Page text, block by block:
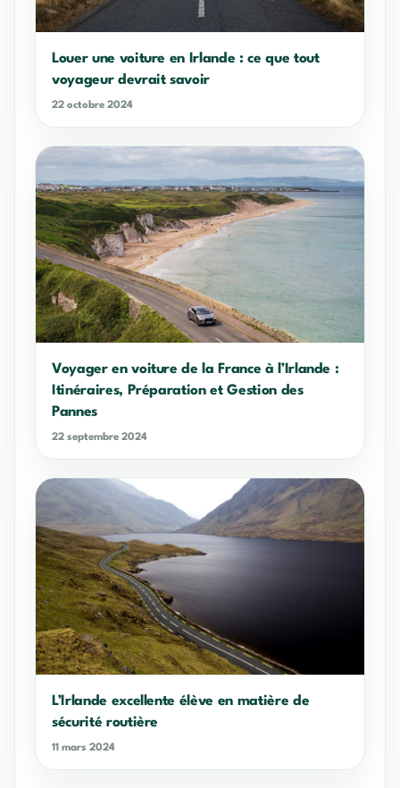
Louer une voiture en Irlande : ce que tout
voyageur devrait savoir
22 octobre 2024
Voyager en voiture de la France à l’Irlande :
Itinéraires, Préparation et Gestion des
Pannes
22 septembre 2024
L’Irlande excellente élève en matière de
sécurité routière
11 mars 2024